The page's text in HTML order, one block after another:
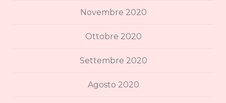
Novembre 2020
Ottobre 2020
Settembre 2020
Agosto 2020